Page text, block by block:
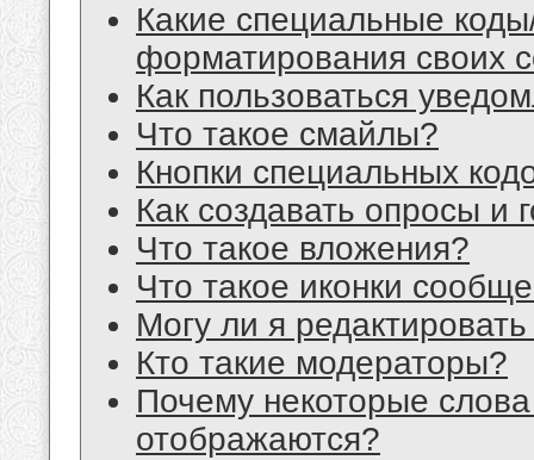
Какие специальные
форматирования своих
Как пользоваться
Что такое смайлы?
Кнопки специальных
Как создавать опросы и
Что такое вложения?
Что такое иконки
Могу ли я
Кто такие модераторы?
Почему некоторые
отображаются?